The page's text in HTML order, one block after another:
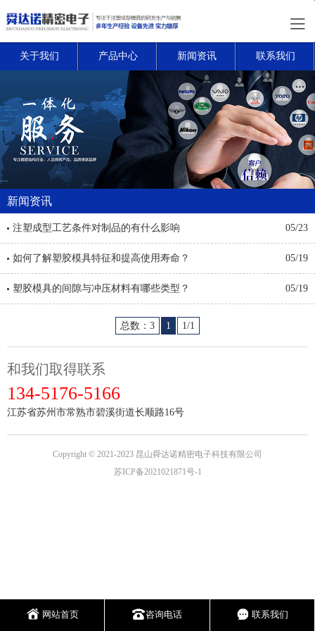
关于我们 产品中心 新闻资讯 联系我们
新闻资讯
注塑成型工艺条件对制品的有什么影响 05/23
如何了解塑胶模具特征和提高使用寿命？ 05/19
塑胶模具的间隙与冲压材料有哪些类型？ 05/19
总数：3 1 1/1
和我们取得联系
134-5176-5166
江苏省苏州市常熟市碧溪街道长顺路16号
Copyright © 2021-2023 昆山舜达诺精密电子科技有限公司
苏ICP备2021021871号-1
网站首页 咨询电话 联系我们